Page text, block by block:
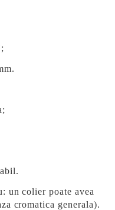
;
un colier poate avea
cromatica generala).